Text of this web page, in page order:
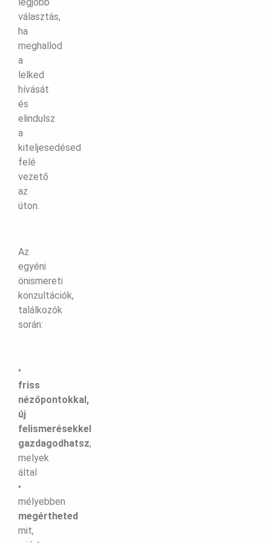
választás,
ha
meghallod
a
lelked
hívását
és
elindulsz
a
kiteljesedésed
felé
vezető
az
úton.
Az
egyéni
önismereti
konzultációk,
találkozók
során:
•
friss
nézőpontokkal,
új
felismerésekkel
gazdagodhatsz,
melyek
által
•
mélyebben
megértheted
mit,